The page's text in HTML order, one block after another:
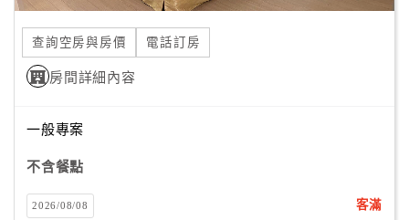
Line
線
上
客
紅
查
查詢空房與房價 電話訂房
房間詳細內容
一般專案
不含餐點
2026/08/08 客滿